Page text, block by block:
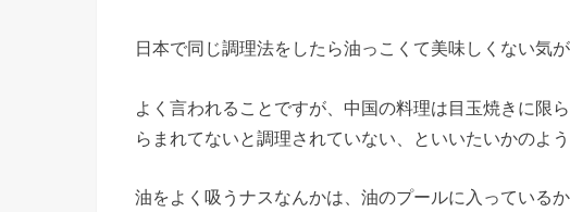
日本で同じ調理法をしたら油っこくて美味しくない気が
よく言われることですが、中国の料理は目玉焼きに限
らまれてないと調理されていない、といいたいかのよう
油をよく吸うナスなんかは、油のプールに入っている